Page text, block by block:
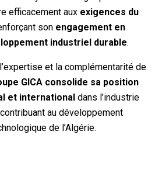
efficacement aux exigences du
son engagement en
industriel durable.
et la complémentarité de
GICA consolide sa position
et international dans l’industrie
au développement
de l’Algérie.